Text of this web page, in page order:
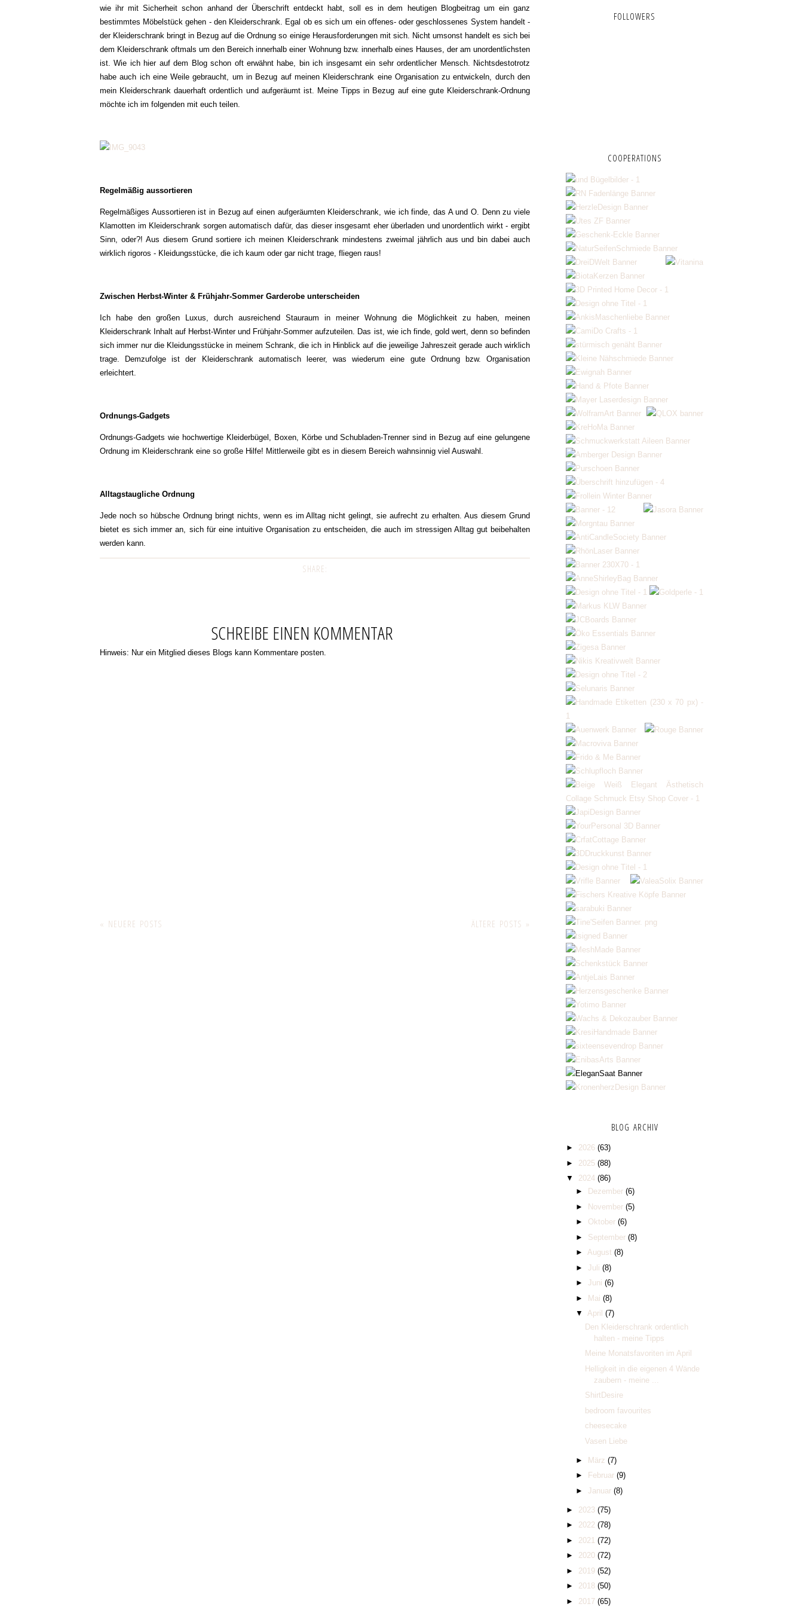
wie ihr mit Sicherheit schon anhand der Überschrift entdeckt habt, soll es in dem heutigen Blogbeitrag um ein ganz
bestimmtes Möbelstück gehen - den Kleiderschrank. Egal ob es sich um ein offenes- oder geschlossenes System handelt -
der Kleiderschrank bringt in Bezug auf die Ordnung so einige Herausforderungen mit sich. Nicht umsonst handelt es sich bei
dem Kleiderschrank oftmals um den Bereich innerhalb einer Wohnung bzw. innerhalb eines Hauses, der am unordentlichsten
ist. Wie ich hier auf dem Blog schon oft erwähnt habe, bin ich insgesamt ein sehr ordentlicher Mensch. Nichtsdestotrotz
habe auch ich eine Weile gebraucht, um in Bezug auf meinen Kleiderschrank eine Organisation zu entwickeln, durch den
mein Kleiderschrank dauerhaft ordentlich und aufgeräumt ist. Meine Tipps in Bezug auf eine gute Kleiderschrank-Ordnung
möchte ich im folgenden mit euch teilen.
Regelmäßig aussortieren
Regelmäßiges Aussortieren ist in Bezug auf einen aufgeräumten Kleiderschrank, wie ich finde, das A und O. Denn zu viele
Klamotten im Kleiderschrank sorgen automatisch dafür, das dieser insgesamt eher überladen und unordentlich wirkt - ergibt
Sinn, oder?! Aus diesem Grund sortiere ich meinen Kleiderschrank mindestens zweimal jährlich aus und bin dabei auch
wirklich rigoros - Kleidungsstücke, die ich kaum oder gar nicht trage, fliegen raus!
Zwischen Herbst-Winter & Frühjahr-Sommer Garderobe unterscheiden
Ich habe den großen Luxus, durch ausreichend Stauraum in meiner Wohnung die Möglichkeit zu haben, meinen
Kleiderschrank Inhalt auf Herbst-Winter und Frühjahr-Sommer aufzuteilen. Das ist, wie ich finde, gold wert, denn so befinden
sich immer nur die Kleidungsstücke in meinem Schrank, die ich in Hinblick auf die jeweilige Jahreszeit gerade auch wirklich
trage. Demzufolge ist der Kleiderschrank automatisch leerer, was wiederum eine gute Ordnung bzw. Organisation
erleichtert.
Ordnungs-Gadgets
Ordnungs-Gadgets wie hochwertige Kleiderbügel, Boxen, Körbe und Schubladen-Trenner sind in Bezug auf eine gelungene
Ordnung im Kleiderschrank eine so große Hilfe! Mittlerweile gibt es in diesem Bereich wahnsinnig viel Auswahl.
Alltagstaugliche Ordnung
Jede noch so hübsche Ordnung bringt nichts, wenn es im Alltag nicht gelingt, sie aufrecht zu erhalten. Aus diesem Grund
bietet es sich immer an, sich für eine intuitive Organisation zu entscheiden, die auch im stressigen Alltag gut beibehalten
werden kann.
SHARE:
SCHREIBE EINEN KOMMENTAR
Hinweis: Nur ein Mitglied dieses Blogs kann Kommentare posten.
« NEUERE POSTS ÄLTERE POSTS »
FOLLOWERS
COOPERATIONS
BLOG ARCHIV
► 2026 (63)
► 2025 (88)
▼ 2024 (86)
►
Dezember (6)
►
November (5)
► Oktober (6)
► September (8)
► August (8)
► Juli (8)
► Juni (6)
►
Mai (8)
▼ April (7)
Den Kleiderschrank ordentlich
halten - meine Tipps
Meine Monatsfavoriten im April
Helligkeit in die eigenen 4 Wände
zaubern - meine ...
ShirtDesire
bedroom favourites
cheesecake
Vasen Liebe
► März (7)
►
Februar (9)
► Januar (8)
► 2023 (75)
► 2022 (78)
► 2021 (72)
► 2020 (72)
► 2019 (52)
► 2018 (50)
► 2017 (65)